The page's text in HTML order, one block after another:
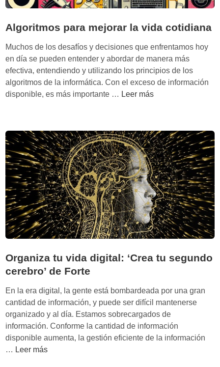
e
l
N
u
e
n
o
:
C
ó
m
n
a
e
g
a
r
l
Algoritmos para mejorar la vida cotidiana
Muchos de los desafíos y decisiones que enfrentamos hoy
en día se pueden entender y abordar de manera más
efectiva, entendiendo y utilizando los principios de los
algoritmos de la informática. Con el exceso de información
disponible, es más importante … A
o
r
i
t
m
o
s
p
a
r
m
o
r
a
r
l
Leer más
Organiza tu vida digital: ‘Crea tu segundo
cerebro’ de Forte
En la era digital, la gente está bombardeada por una gran
cantidad de información, y puede ser difícil mantenerse
organizado y al día. Estamos sobrecargados de
información. Conforme la cantidad de información
disponible aumenta, la gestión eficiente de la información
… O
Leer más